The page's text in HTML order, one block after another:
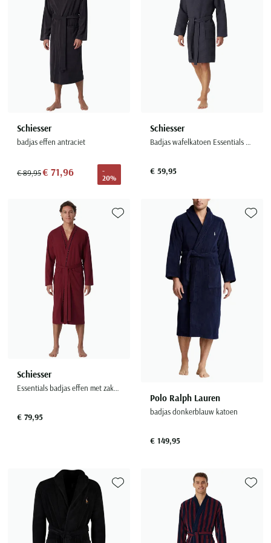
Schiesser
badjas effen antraciet
€ 89,95€ 71,96
-
20%
Schiesser
Badjas wafelkatoen Essentials grijs
€ 59,95
Schiesser
Essentials badjas effen met zakken
€ 79,95
Toevoegen aan favorieten
Polo Ralph Lauren
badjas donkerblauw katoen
€ 149,95
Toevoegen aan favorieten